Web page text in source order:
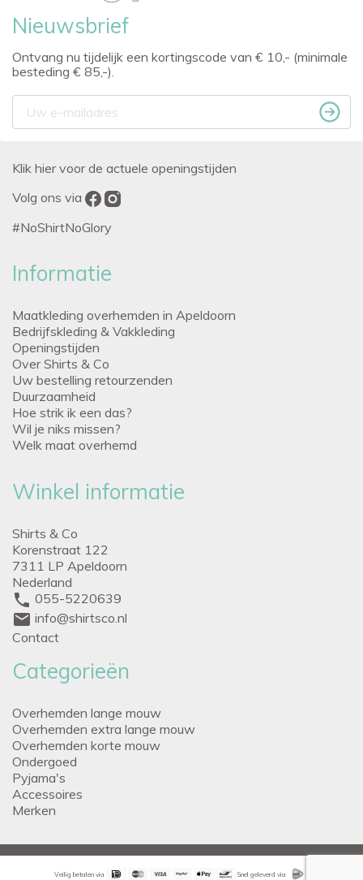
Nieuwsbrief
Ontvang nu tijdelijk een kortingscode van € 10,- (minimale
besteding € 85,-).
Klik hier voor de actuele openingstijden
Volg ons via
#NoShirtNoGlory
Informatie
Maatkleding overhemden in Apeldoorn
Bedrijfskleding & Vakkleding
Openingstijden
Over Shirts & Co
Uw bestelling retourzenden
Duurzaamheid
Hoe strik ik een das?
Wil je niks missen?
Welk maat overhemd
Winkel informatie
Shirts & Co
Korenstraat 122
7311 LP Apeldoorn
Nederland
phone 055-5220639
mail info@shirtsco.nl
Contact
Categorieën
Overhemden lange mouw
Overhemden extra lange mouw
Overhemden korte mouw
Ondergoed
Pyjama's
Accessoires
Merken
Veilig betalen via Snel geleverd via